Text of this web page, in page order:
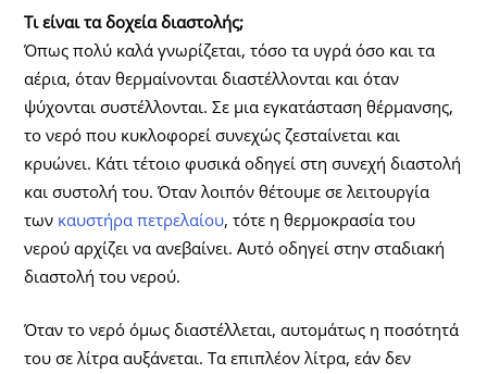
Τι είναι τα δοχεία διαστολής;
Όπως πολύ καλά γνωρίζεται, τόσο τα υγρά όσο και τα
αέρια, όταν θερμαίνονται διαστέλλονται και όταν
ψύχονται συστέλλονται. Σε μια εγκατάσταση θέρμανσης,
το νερό που κυκλοφορεί συνεχώς ζεσταίνεται και
κρυώνει. Κάτι τέτοιο φυσικά οδηγεί στη συνεχή διαστολή
και συστολή του. Όταν λοιπόν θέτουμε σε λειτουργία
των καυστήρα πετρελαίου, τότε η θερμοκρασία του
νερού αρχίζει να ανεβαίνει. Αυτό οδηγεί στην σταδιακή
διαστολή του νερού.
Όταν το νερό όμως διαστέλλεται, αυτομάτως η ποσότητά
του σε λίτρα αυξάνεται. Τα επιπλέον λίτρα, εάν δεν